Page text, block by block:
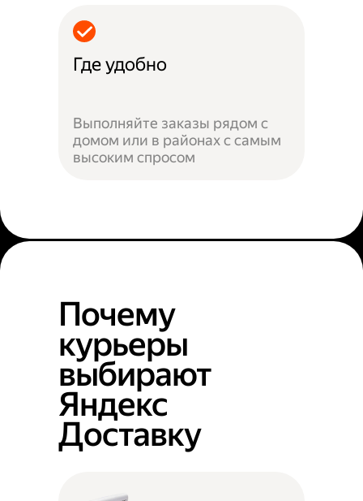
Где удобно
Выполняйте заказы рядом с
домом или в районах с самым
высоким спросом
Почему
курьеры
выбирают
Яндекс
Доставку